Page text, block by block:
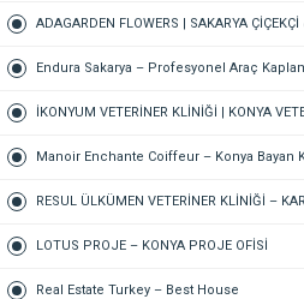
PAZARLAMA AJANSI, SEO AJANSI &
ADAGARDEN FLOWERS | SAKARYA
GELİN ÇİÇEĞİ – DÜĞÜN-NİŞAN –
Endura Sakarya – Profesyonel Araç
İKONYUM VETERİNER KLİNİĞİ | KONYA
VETERİNER-KARATAY | ACİL-7/24 NÖBETÇİ
Manoir Enchante Coiffeur – Konya Bayan
Kuaförü – Meram Kuaför – Bayan Kuaförü
RESUL ÜLKÜMEN VETERİNER KLİNİĞİ –
VETERİNER – 7/24 AÇIK NÖBETÇİ
LOTUS PROJE – KONYA PROJE OFİSİ
Real Estate Turkey – Best House